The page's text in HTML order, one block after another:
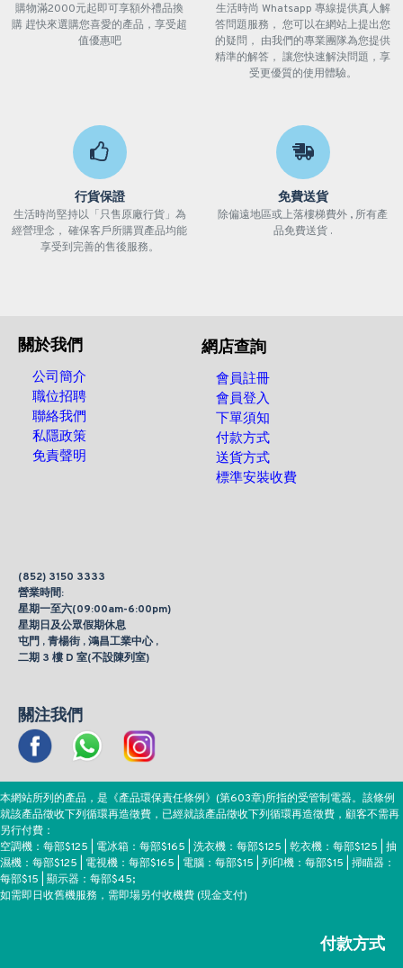
購物滿2000元起即可享額外禮品換
購 趕快來選購您喜愛的產品，享受超
值優惠吧
生活時尚 Whatsapp 專線提供真人解
答問題服務， 您可以在網站上提出您
的疑問， 由我們的專業團隊為您提供
精準的解答， 讓您快速解決問題，享
受更優質的使用體驗。
行貨保證
生活時尚堅持以「只售原廠行貨」為
經營理念， 確保客戶所購買產品均能
享受到完善的售後服務。
免費送貨
除偏遠地區或上落樓梯費外 , 所有產
品免費送貨 .
關於我們
公司簡介
職位招聘
聯絡我們
私隱政策
免責聲明
網店查詢
會員註冊
會員登入
下單須知
付款方式
送貨方式
標準安裝收費
(852) 3150 3333
營業時間:
星期一至六(09:00am-6:00pm)
星期日及公眾假期休息
屯門 , 青楊街 , 鴻昌工業中心 ,
二期 3 樓 D 室(不設陳列室)
關注我們
本網站所列的產品，是《產品環保責任條例》(第603章)所指的受管制電器。該條例
就該產品徵收下列循環再造徵費，已經就該產品徵收下列循環再造徵費，顧客不需再
另行付費：
空調機：每部$125 | 電冰箱：每部$165 | 洗衣機：每部$125 | 乾衣機：每部$125 | 抽
濕機：每部$125 | 電視機：每部$165 | 電腦：每部$15 | 列印機：每部$15 | 掃瞄器：
每部$15 | 顯示器：每部$45;
如需即日收舊機服務，需即場另付收機費 (現金支付)
付款方式